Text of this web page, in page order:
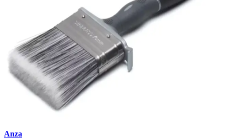
Anza